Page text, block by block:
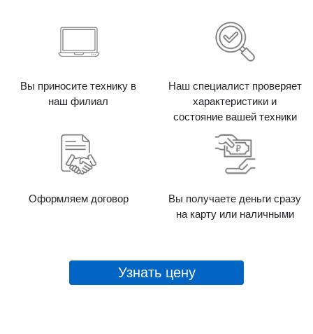
Вы приносите технику в
наш филиал
Наш специалист проверяет
характеристики и
состояние вашей техники
Оформляем договор
Вы получаете деньги сразу
на карту или наличными
Узнать цену